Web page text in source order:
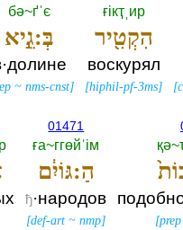
[
ғiкҭˌир
הִקְטִ֖יר
воскурял
[hiphil-pf-3ms]
бә~ґˈє
בְּ:גֵ֣יא
~nms-cnst]
[prep
01471
ға~ггөйˈiм
הַ:גּוֹיִ֔ם
ђ·народов
[def-art ~nmp]